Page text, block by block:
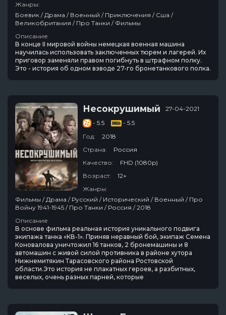
Жанры:
Боевик / Драма / Военный / Приключения / Сша /
Великобритания / Про Танки / Фильмы
Описание
В конце II мировой войны немецкая военная машина
научилась использовать заключенных тюрем и лагерей. Их
приговор заменяли правом погибнуть в штрафном полку.
Это - история об одном взводе 27-го бронетанкового полка.
Несокрушимый
27-04-2021
- 5.5
- 5.5
Год:
2018
Страна:
Россия
Качество:
FHD (1080p)
Возраст:
12+
Жанры:
Фильмы / Драма / Русский / Исторический / Военный / Про
Войну 1941-1945 / Про Танки / Россия / 2018
Описание
В основе фильма реальная история уникального подвига
экипажа танка «КВ-1». Приняв неравный бой, экипаж Семена
Коновалова уничтожил 16 танков, 2 бронемашины и 8
автомашин с живой силой противника в районе хутора
Нижнемитякин Тарасовского района Ростовской
области.Это история не плакатных героев, а разбитных,
веселых, очень разных парней, которые